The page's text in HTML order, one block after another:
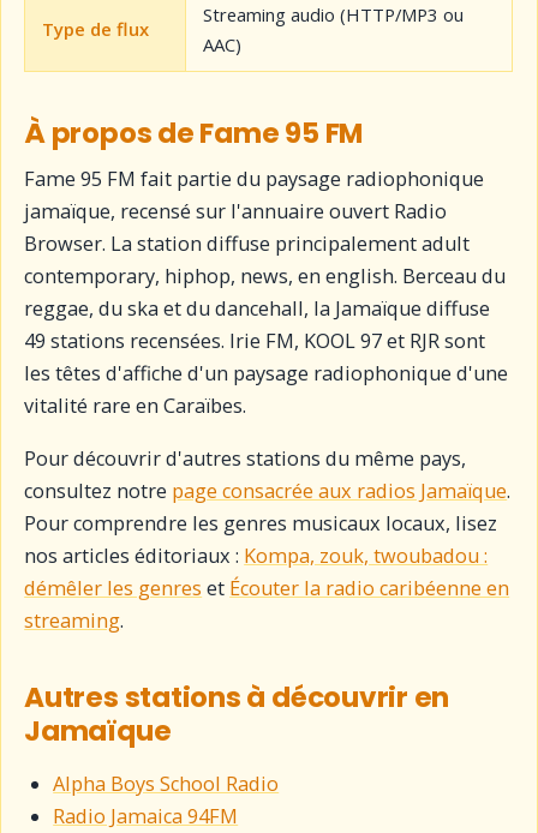
Type de flux
Streaming audio (HTTP/MP3 ou
AAC)
À propos de Fame 95 FM
Fame 95 FM fait partie du paysage radiophonique
jamaïque, recensé sur l'annuaire ouvert Radio
Browser. La station diffuse principalement adult
contemporary, hiphop, news, en english. Berceau du
reggae, du ska et du dancehall, la Jamaïque diffuse
49 stations recensées. Irie FM, KOOL 97 et RJR sont
les têtes d'affiche d'un paysage radiophonique d'une
vitalité rare en Caraïbes.
Pour découvrir d'autres stations du même pays,
consultez notre page consacrée aux radios Jamaïque.
Pour comprendre les genres musicaux locaux, lisez
nos articles éditoriaux : Kompa, zouk, twoubadou :
démêler les genres et Écouter la radio caribéenne en
streaming.
Autres stations à découvrir en
Jamaïque
Alpha Boys School Radio
Radio Jamaica 94FM